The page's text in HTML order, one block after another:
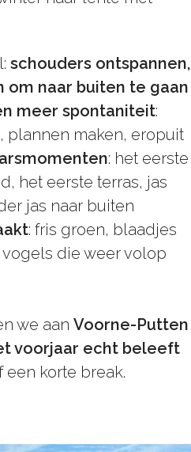
schouders ontspannen,
om naar buiten te gaan
meer spontaniteit:
plannen maken, eropuit
: het eerste
het eerste terras, jas
jas naar buiten
: fris groen, blaadjes
die weer volop
we aan Voorne-Putten
voorjaar echt beleeft
korte break.